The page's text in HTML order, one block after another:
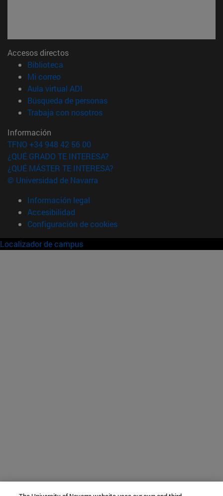
Accesos directos
Biblioteca
Mi correo(abre en nueva ventana)
Aula virtual ADI
Búsqueda de personas(abre en nueva ventana)
Trabaja con nosotros(abre en nueva ventana)
Información
TFNO +34 948 42 56 00
¿QUÉ GRADO TE INTERESA?
¿QUÉ MÁSTER TE INTERESA?
© Universidad de Navarra
Información legal
Accesibilidad
Configuración de cookies
Localizador de campus